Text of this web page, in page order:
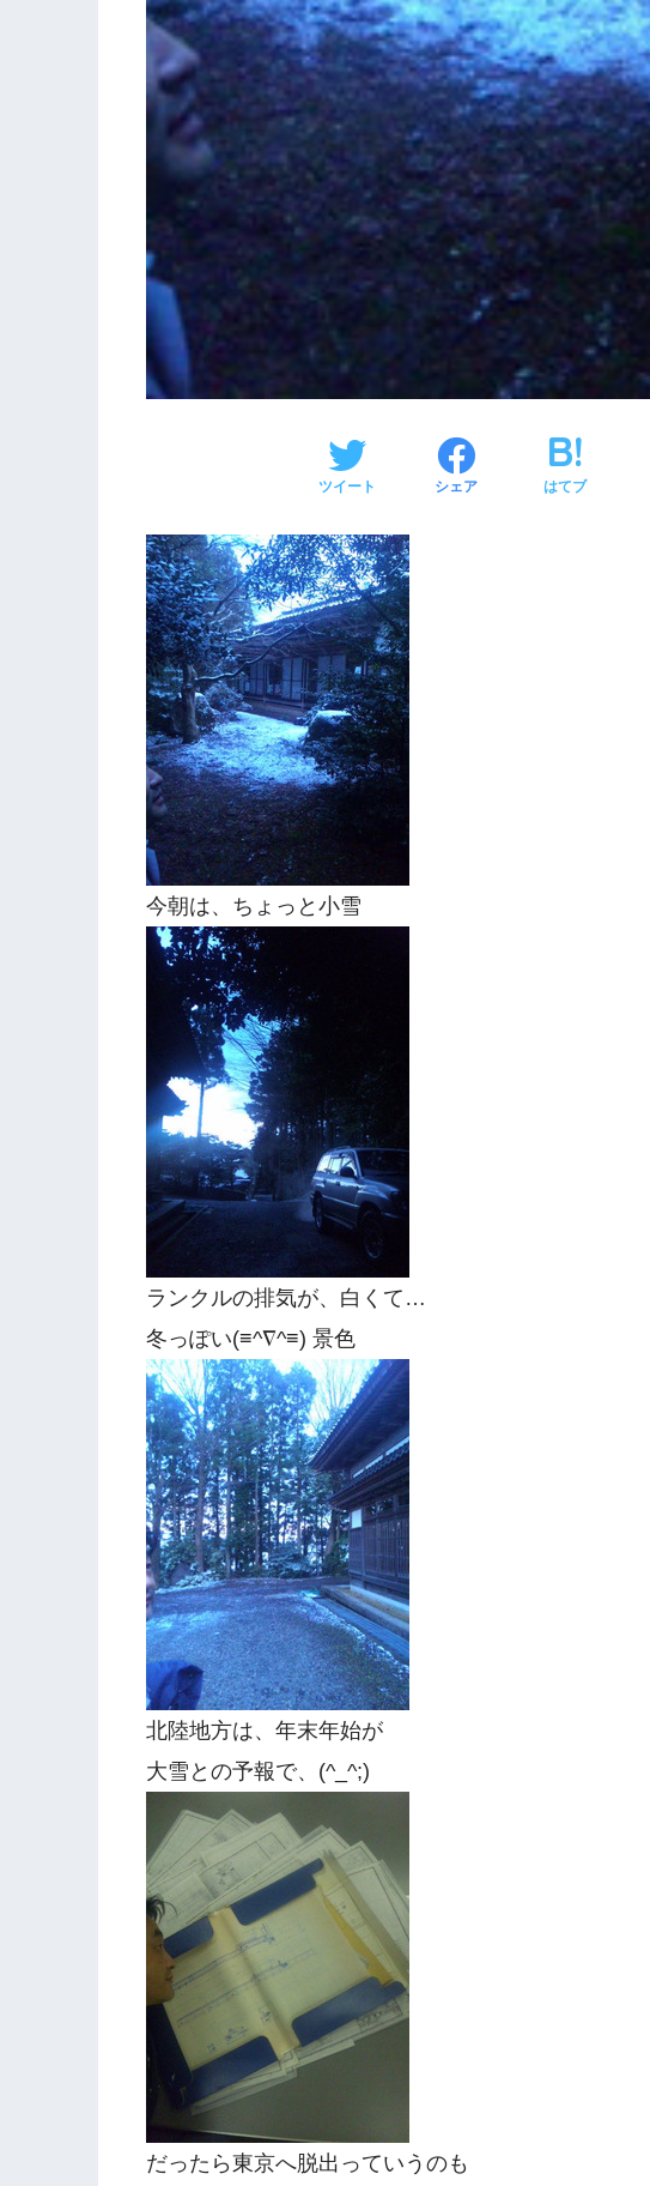
ツイート シェア はてブ
今朝は、ちょっと小雪
ランクルの排気が、白くて…
冬っぽい(≡^∇^≡) 景色
北陸地方は、年末年始が
大雪との予報で、(^_^;)
だったら東京へ脱出っていうのも